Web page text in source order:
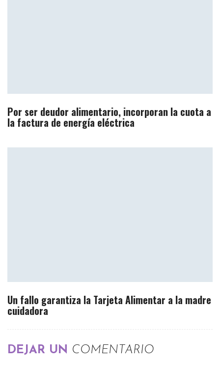
Por ser deudor alimentario, incorporan la cuota a
la factura de energía eléctrica
Un fallo garantiza la Tarjeta Alimentar a la madre
cuidadora
DEJAR UN COMENTARIO